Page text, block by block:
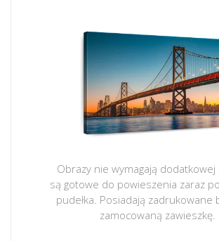
Obrazy nie wymagają dodatkowej
są gotowe do powieszenia zaraz
pudełka. Posiadają zadrukowane
zamocowaną zawieszkę.